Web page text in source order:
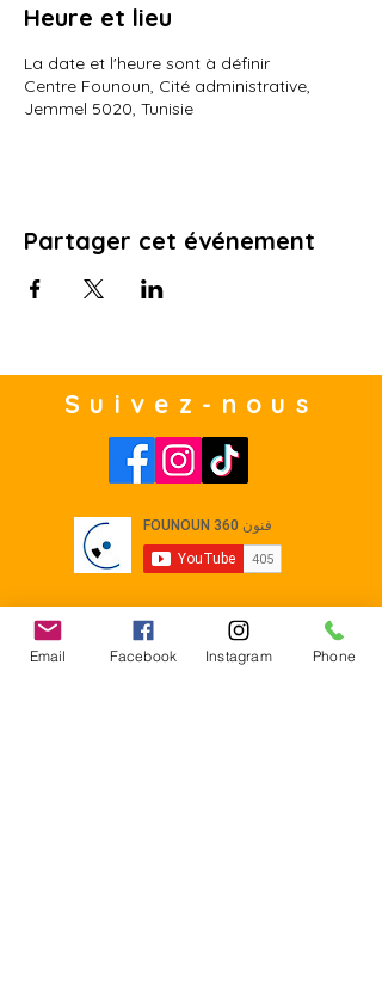
Heure et lieu
La date et l'heure sont à définir
Centre Founoun, Cité administrative,
Jemmel 5020, Tunisie
Partager cet événement
Suivez-nous
Email Facebook Instagram Phone